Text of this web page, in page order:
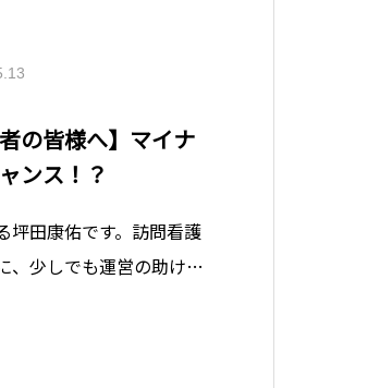
の皆様へ】マイナ
ンス！？
坪田康佑です。訪問看護
、少しでも運営の助けに